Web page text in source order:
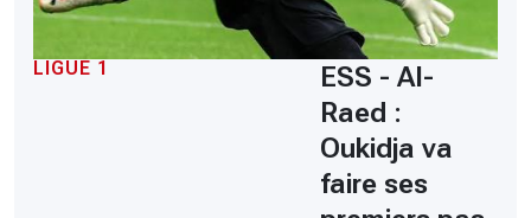
LIGUE 1
ESS - Al-
Raed :
Oukidja va
faire ses